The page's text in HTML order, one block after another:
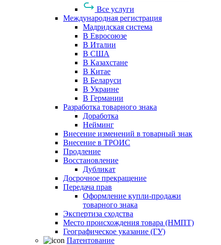
Все услуги
Международная регистрация
Мадридская система
В Евросоюзе
В Италии
В США
В Казахстане
В Китае
В Беларуси
В Украине
В Германии
Разработка товарного знака
Доработка
Нейминг
Внесение изменений в товарный знак
Внесение в ТРОИС
Продление
Восстановление
Дубликат
Досрочное прекращение
Передача прав
Оформление купли-продажи
товарного знака
Экспертиза сходства
Место происхождения товара (НМПТ)
Географическое указание (ГУ)
Патентование